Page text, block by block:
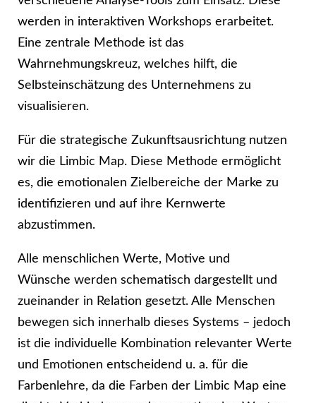
werden in interaktiven Workshops erarbeitet.
Eine zentrale Methode ist das
Wahrnehmungskreuz, welches hilft, die
Selbsteinschätzung des Unternehmens zu
visualisieren.
Für die strategische Zukunftsausrichtung nutzen
wir die Limbic Map. Diese Methode ermöglicht
es, die emotionalen Zielbereiche der Marke zu
identifizieren und auf ihre Kernwerte
abzustimmen.
Alle menschlichen Werte, Motive und
Wünsche werden schematisch dargestellt und
zueinander in Relation gesetzt. Alle Menschen
bewegen sich innerhalb dieses Systems – jedoch
ist die individuelle Kombination relevanter Werte
und Emotionen entscheidend u. a. für die
Farbenlehre, da die Farben der Limbic Map eine